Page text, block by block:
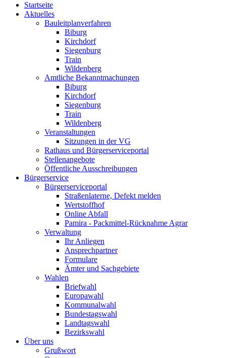
Startseite
Aktuelles
Bauleitplanverfahren
Biburg
Kirchdorf
Siegenburg
Train
Wildenberg
Amtliche Bekanntmachungen
Biburg
Kirchdorf
Siegenburg
Train
Wildenberg
Veranstaltungen
Sitzungen in der VG
Rathaus und Bürgerserviceportal
Stellenangebote
Öffentliche Ausschreibungen
Bürgerservice
Bürgerserviceportal
Straßenlaterne, Defekt melden
Wertstoffhof
Online Abfall
Pamira - Packmittel-Rücknahme Agrar
Verwaltung
Ihr Anliegen
Ansprechpartner
Formulare
Ämter und Sachgebiete
Wahlen
Briefwahl
Europawahl
Kommunalwahl
Bundestagswahl
Landtagswahl
Bezirkswahl
Über uns
Grußwort